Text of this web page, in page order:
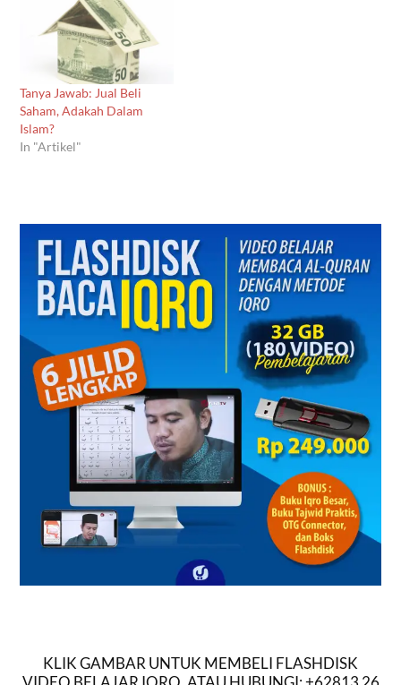
was shalatu was salamu ‘ala
Rasulillah, amma ba’du,
Pertama, kita perlu
memahami pengertian
harta riba Riba secara
bahasa artinya tumbuh.
Allah berfirman…
Tanya Jawab: Jual Beli
Saham, Adakah Dalam
Islam?
In "Artikel"
KLIK GAMBAR UNTUK MEMBELI FLASHDISK